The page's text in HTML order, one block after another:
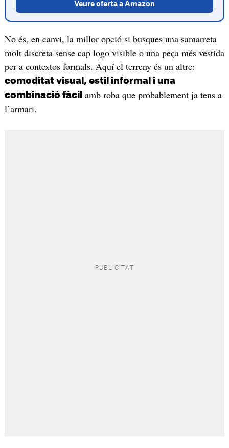
Veure oferta a Amazon
No és, en canvi, la millor opció si busques una samarreta
molt discreta sense cap logo visible o una peça més vestida
per a contextos formals. Aquí el terreny és un altre:
comoditat visual, estil informal i una
combinació fàcil amb roba que probablement ja tens a
l’armari.